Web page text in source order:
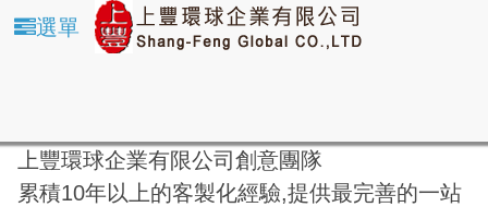
選單
上豐環球企業有限公司創意團隊
累積10年以上的客製化經驗,提供最完善的一站